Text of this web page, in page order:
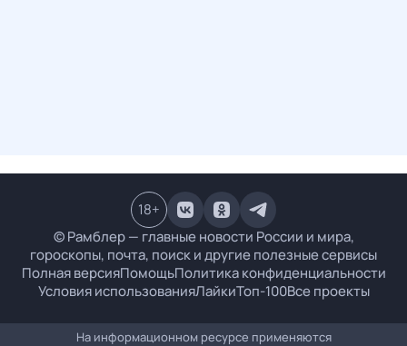
© Рамблер — главные новости России и мира,
гороскопы, почта, поиск и другие полезные сервисы
Полная версияПомощьПолитика конфиденциальности
Условия использованияЛайкиТоп-100Все проекты
18+
На информационном ресурсе применяются